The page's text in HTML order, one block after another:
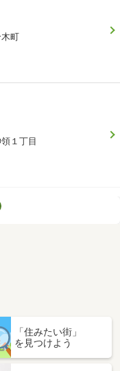
町
１丁目
里山５丁目
「住みたい街」
を見つけよう